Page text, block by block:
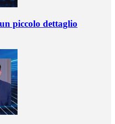
piccolo dettaglio